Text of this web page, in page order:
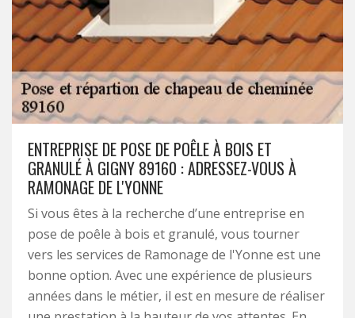
ENTREPRISE DE POSE DE POÊLE À BOIS ET
GRANULÉ À GIGNY 89160 : ADRESSEZ-VOUS À
RAMONAGE DE L'YONNE
Si vous êtes à la recherche d’une entreprise en
pose de poêle à bois et granulé, vous tourner
vers les services de Ramonage de l'Yonne est une
bonne option. Avec une expérience de plusieurs
années dans le métier, il est en mesure de réaliser